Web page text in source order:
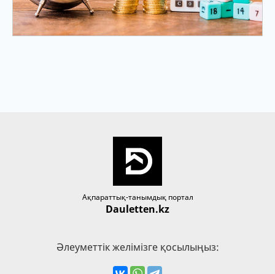
Ақпараттық-танымдық портал
Dauletten.kz
Әлеуметтік желімізге қосылыңыз: